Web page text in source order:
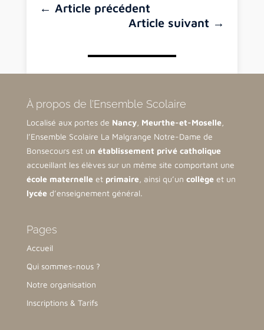
←Article précédent
Article suivant →
À propos de l’Ensemble Scolaire
Localisé aux portes de Nancy, Meurthe-et-Moselle,
l’Ensemble Scolaire La Malgrange Notre-Dame de
Bonsecours est un établissement privé catholique
accueillant les élèves sur un même site comportant une
école maternelleet primaire, ainsi qu’un collègeet un
lycéed’enseignement général.
Pages
Accueil
Qui sommes-nous ?
Notre organisation
Inscriptions & Tarifs